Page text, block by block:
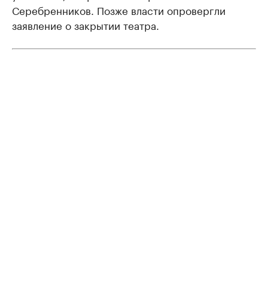
Серебренников. Позже власти опровергли
заявление о закрытии театра.